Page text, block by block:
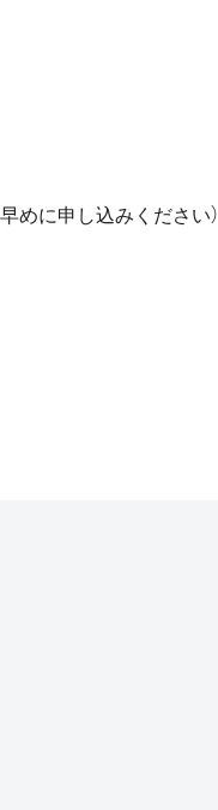
に申し込みください）